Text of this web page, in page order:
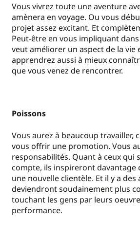
Vous vivrez toute une aventure
amènera en voyage. Ou vous
projet assez excitant. Et
Peut-être en vous impliquant
veut améliorer un aspect de la vie
apprendrez aussi à mieux
que vous venez de rencontrer.
Poissons
Vous aurez à beaucoup travailler,
vous offrir une promotion. Vous
responsabilités. Quant à ceux qui
compte, ils inspireront davantage
une nouvelle clientèle. Et il y a
deviendront soudainement plus
touchant les gens par leurs
performance.